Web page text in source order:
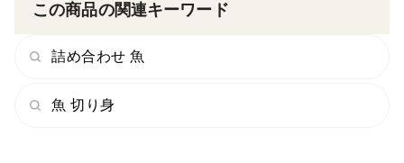
この商品の関連キーワード
詰め合わせ 魚
魚 切り身